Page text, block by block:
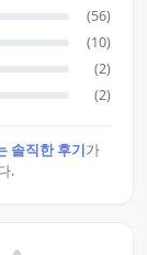
(56)
(10)
(2)
(2)
솔직한 후기가
.